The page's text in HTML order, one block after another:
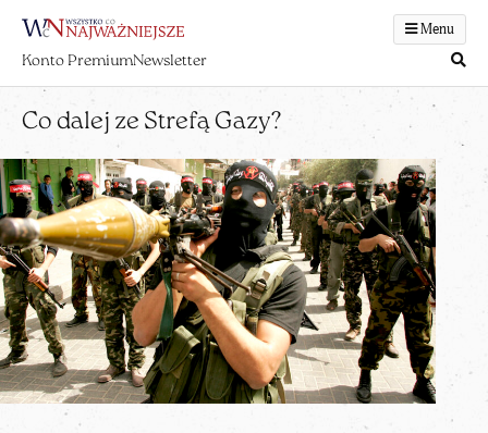
Menu
Konto PremiumNewsletter
Co dalej ze Strefą Gazy?